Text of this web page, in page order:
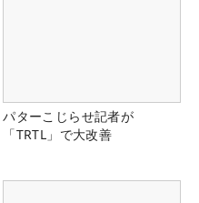
パターこじらせ記者が
「TRTL」で大改善